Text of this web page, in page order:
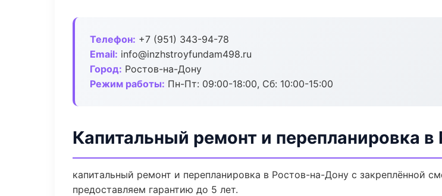
Телефон: +7 (951) 343-94-78
Email: info@inzhstroyfundam498.ru
Город: Ростов-на-Дону
Режим работы: Пн-Пт: 09:00-18:00, Сб: 10:00-15:00
Капитальный ремонт и перепланировка
капитальный ремонт и перепланировка в Ростов-на-Дону с закреплённой
предоставляем гарантию до 5 лет.